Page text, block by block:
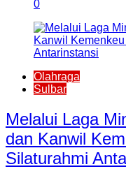
0
Olahraga
Sulbar
Melalui Laga
dan Kanwil
Silaturahmi